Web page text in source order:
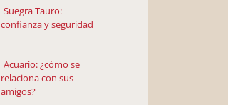
Suegra Tauro:
confianza y seguridad
Acuario: ¿cómo se
relaciona con sus
amigos?